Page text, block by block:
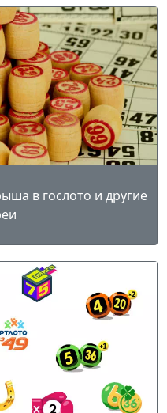
в гослото и другие